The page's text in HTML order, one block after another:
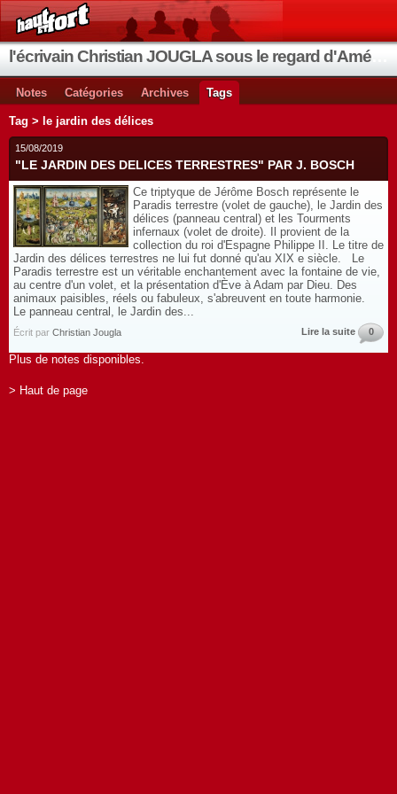
Notes Catégories Archives Tags
Tag > le jardin des délices
15/08/2019
"LE JARDIN DES DELICES TERRESTRES" PAR J. BOSCH
Ce triptyque de Jérôme Bosch représente le
Paradis terrestre (volet de gauche), le Jardin des
délices (panneau central) et les Tourments
infernaux (volet de droite). Il provient de la
collection du roi d'Espagne Philippe II. Le titre de
Jardin des délices terrestres ne lui fut donné qu'au XIX e siècle. Le
Paradis terrestre est un véritable enchantement avec la fontaine de vie,
au centre d'un volet, et la présentation d'Ève à Adam par Dieu. Des
animaux paisibles, réels ou fabuleux, s'abreuvent en toute harmonie.
Le panneau central, le Jardin des...
Écrit par Christian Jougla Lire la suite 0
Plus de notes disponibles.
> Haut de page